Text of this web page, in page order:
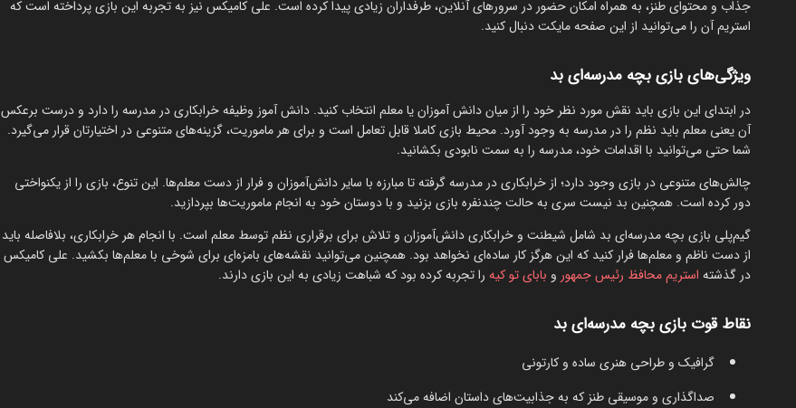
جذاب و محتوای طنز، به همراه امکان حضور در سرورهای آنلاین، طرفداران زیادی پیدا کرده است. علی کامیکس نیز به تجربه این بازی پرداخته است که
استریم آن را می‌توانید از این صفحه مایکت دنبال کنید.
ویژگی‌های بازی بچه مدرسه‌ای بد
در ابتدای این بازی باید نقش مورد نظر خود را از میان دانش آموزان یا معلم انتخاب کنید. دانش آموز وظیفه خرابکاری در مدرسه را دارد و درست برعکس
آن یعنی معلم باید نظم را در مدرسه به وجود آورد. محیط بازی کاملا قابل تعامل است و برای هر ماموریت، گزینه‌های متنوعی در اختیارتان قرار می‌گیرد.
شما حتی می‌توانید با اقدامات خود، مدرسه را به سمت نابودی بکشانید.
چالش‌های متنوعی در بازی وجود دارد؛ از خرابکاری در مدرسه گرفته تا مبارزه با سایر دانش‌آموزان و فرار از دست معلم‌ها. این تنوع، بازی را از یکنواختی
دور کرده است. همچنین بد نیست سری به حالت چندنفره بازی بزنید و با دوستان خود به انجام ماموریت‌ها بپردازید.
گیم‌پلی بازی بچه مدرسه‌ای بد شامل شیطنت و خرابکاری دانش‌آموزان و تلاش برای برقراری نظم توسط معلم است. با انجام هر خرابکاری، بلافاصله باید
از دست ناظم و معلم‌ها فرار کنید که این هرگز کار ساده‌ای نخواهد بود. همچنین می‌توانید نقشه‌های بامزه‌ای برای شوخی با معلم‌ها بکشید. علی کامیکس
در گذشته استریم محافظ رئیس جمهور و بابای تو کیه را تجربه کرده بود که شباهت زیادی به این بازی دارند.
نقاط قوت بازی بچه مدرسه‌ای بد
گرافیک و طراحی هنری ساده و کارتونی
صداگذاری و موسیقی طنز که به جذابیت‌های داستان اضافه می‌کند